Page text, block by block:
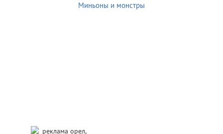
Миньоны и монстры